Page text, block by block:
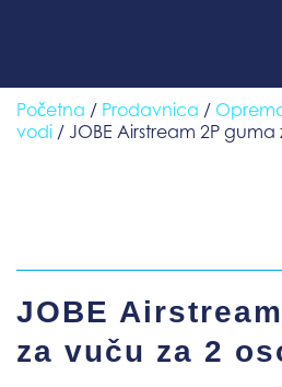
Početna / Prodavnica /
vodi / JOBE Airstream 2P
JOBE
za vuču za 2